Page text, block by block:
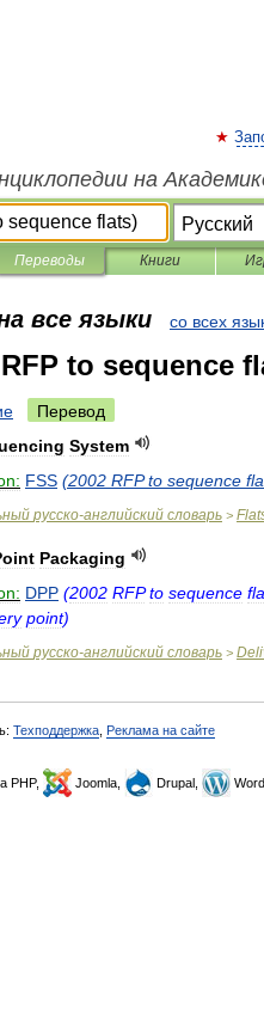
на
Переводы Книги
все языки со всех
to sequence
Перевод
System
FSS (2002 RFP to sequence
русско-английский словарь >
Packaging
DPP (2002 RFP to sequence
point)
русско-английский словарь >
Техподдержка Реклама на сайте
PHP, Joomla, Drupal,